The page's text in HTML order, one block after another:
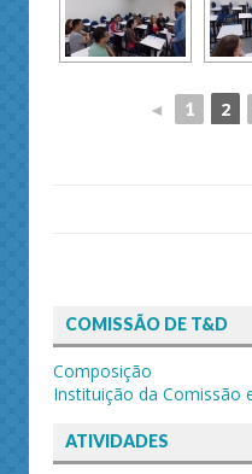
◄ 1 2
COMISSÃO DE T&D
Composição
Instituição da Comissão
ATIVIDADES